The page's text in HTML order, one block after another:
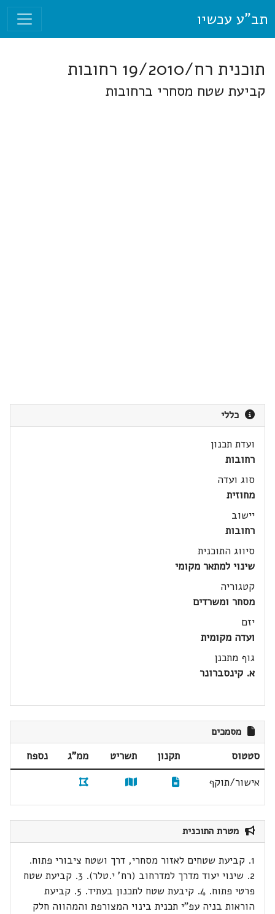
תב"ע עכשיו
תוכנית רח/19/2010 רחובות
קביעת שטח מסחרי ברחובות
כללי
ועדת תכנון
רחובות
סוג ועדה
מחוזית
יישוב
רחובות
סיווג התוכנית
שינוי למתאר מקומי
קטגוריה
מסחר ומשרדים
יזם
ועדה מקומית
גוף מתכנן
א. קינסברונר
מסמכים
סטטוס תקנון תשריט ממ"ג
נספח
אישור/תוקף
מטרת התוכנית
1. קביעת שטחים לאזור מסחרי, דרך ושטח ציבורי פתוח.
2. שינוי יעוד מדרך למדרחוב (רח' י.טלר). 3. קביעת שטח
פרטי פתוח. 4. קיבעת שטח לתכנון בעתיד. 5. קביעת
הוראות בניה עפ"י תכנית בינוי המצורפת והמהווה חלק